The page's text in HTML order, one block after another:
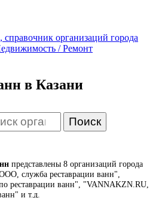
организаций города
/ Ремонт
в Казани
представлены 8 организаций города
служба реставрации ванн",
реставрации ванн", "VANNAKZN.RU,
и т.д.